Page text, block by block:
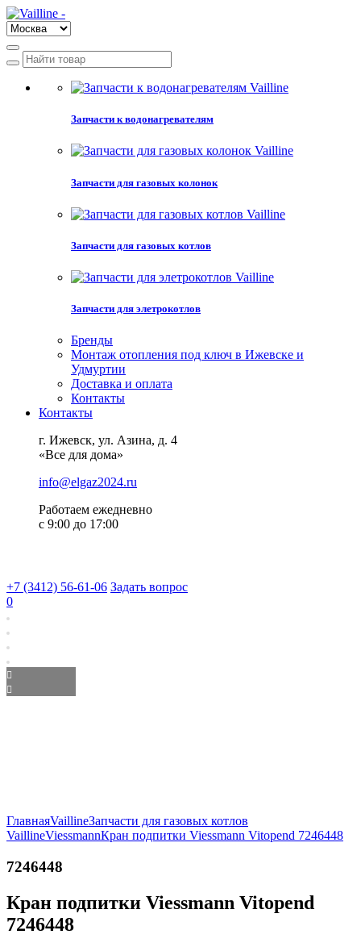
Запчасти к водонагревателям
Запчасти для газовых колонок
Запчасти для газовых котлов
Запчасти для элетрокотлов
Бренды
Монтаж отопления под ключ в Ижевске и
Удмуртии
Доставка и оплата
Контакты
Контакты
г. Ижевск, ул. Азина, д. 4
«Все для дома»
info@elgaz2024.ru
Работаем eжедневно
с 9:00 до 17:00
+7 (3412) 56-61-06 Задать вопрос
0
ГлавнаяVaillineЗапчасти для газовых котлов
VaillineViessmannКран подпитки Viessmann Vitopend 7246448
7246448
Кран подпитки Viessmann Vitopend
7246448